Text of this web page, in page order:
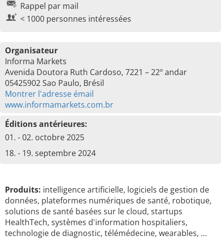
Rappel par mail
< 1000 personnes intéressées
Organisateur
Informa Markets
Avenida Doutora Ruth Cardoso, 7221 – 22º andar
05425902 Sao Paulo, Brésil
Montrer l'adresse émail
www.informamarkets.com.br
Éditions antérieures:
01. - 02. octobre 2025
18. - 19. septembre 2024
Produits: intelligence artificielle, logiciels de gestion de
données, plateformes numériques de santé, robotique,
solutions de santé basées sur le cloud, startups
HealthTech, systèmes d'information hospitaliers,
technologie de diagnostic, télémédecine, wearables, …